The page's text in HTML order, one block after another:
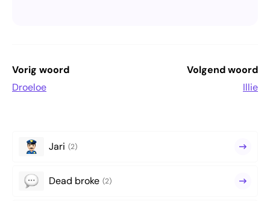
Vorig woord
Droeloe
Volgend woord
Illie
Jari (2)
Dead broke (2)